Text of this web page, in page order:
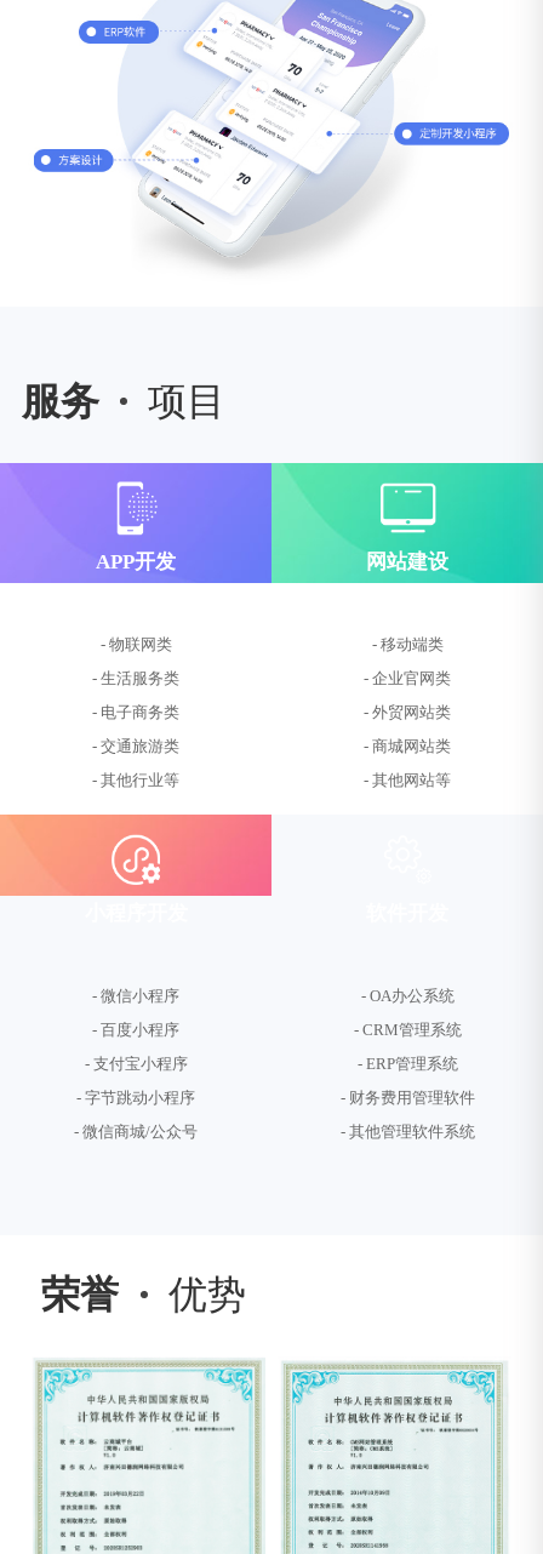
服务 项目
APP开发
- 物联网类
- 生活服务类
- 电子商务类
- 交通旅游类
- 其他行业等
网站建设
- 移动端类
- 企业官网类
- 外贸网站类
- 商城网站类
- 其他网站等
- 微信小程序
- 百度小程序
- 支付宝小程序
- 字节跳动小程序
- 微信商城/公众号
- OA办公系统
- CRM管理系统
- ERP管理系统
- 财务费用管理软件
- 其他管理软件系统
荣誉 优势